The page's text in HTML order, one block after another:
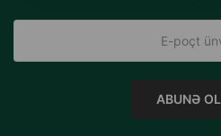
ABUNƏ OL